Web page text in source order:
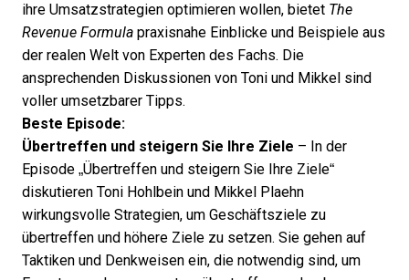
ihre Umsatzstrategien optimieren wollen, bietet The
Revenue Formula praxisnahe Einblicke und Beispiele aus
der realen Welt von Experten des Fachs. Die
ansprechenden Diskussionen von Toni und Mikkel sind
voller umsetzbarer Tipps.
Beste Episode:
Übertreffen und steigern Sie Ihre Ziele – In der
Episode „Übertreffen und steigern Sie Ihre Ziele“
diskutieren Toni Hohlbein und Mikkel Plaehn
wirkungsvolle Strategien, um Geschäftsziele zu
übertreffen und höhere Ziele zu setzen. Sie gehen auf
Taktiken und Denkweisen ein, die notwendig sind, um